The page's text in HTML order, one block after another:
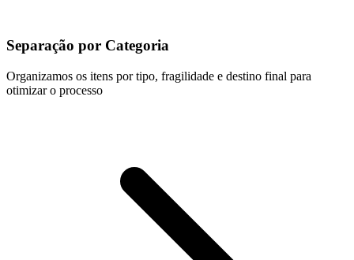
Separação por Categoria
Organizamos os itens por tipo, fragilidade e destino final para
otimizar o processo